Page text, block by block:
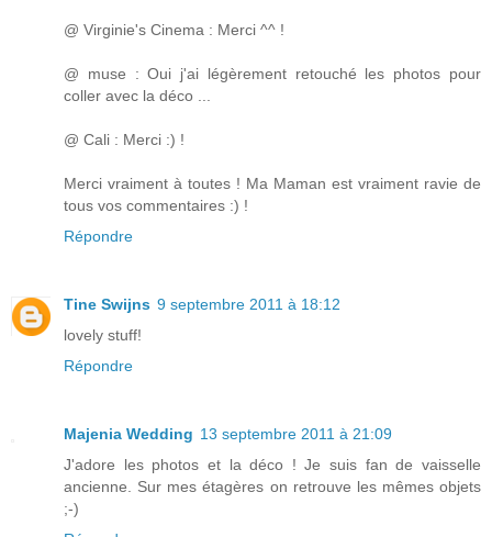
@ Virginie's Cinema : Merci ^^ !
@ muse : Oui j'ai légèrement retouché les photos pour
coller avec la déco ...
@ Cali : Merci :) !
Merci vraiment à toutes ! Ma Maman est vraiment ravie de
tous vos commentaires :) !
Répondre
Tine Swijns 9 septembre 2011 à 18:12
lovely stuff!
Répondre
Majenia Wedding 13 septembre 2011 à 21:09
J'adore les photos et la déco ! Je suis fan de vaisselle
ancienne. Sur mes étagères on retrouve les mêmes objets
;-)